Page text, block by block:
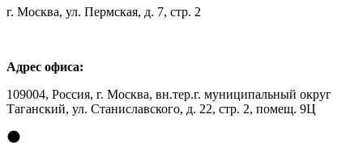
г. Москва, ул. Пермская, д. 7, стр. 2
Адрес офиса:
109004, Россия, г. Москва, вн.тер.г. муниципальный округ
Таганский, ул. Станиславского, д. 22, стр. 2, помещ. 9Ц